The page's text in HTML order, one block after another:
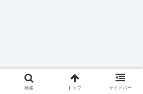
検索 トップ サイドバー